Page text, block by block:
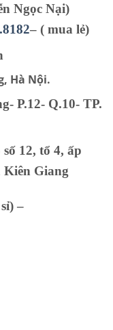
Ngọc Nại)
– ( mua lẻ)
Hà Nội.
P.12- Q.10- TP.
12, tổ 4, ấp
Kiên Giang
–